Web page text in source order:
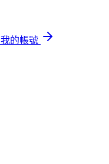
我的帳號